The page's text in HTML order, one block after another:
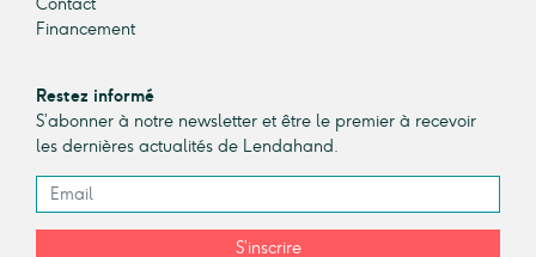
Contact
Financement
Restez informé
S’abonner à notre newsletter et être le premier à recevoir
les dernières actualités de Lendahand.
S’inscrire